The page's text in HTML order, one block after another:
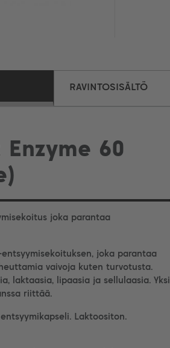
RAVINTOSISÄLTÖ
60
joka parantaa
joka parantaa
vaivoja kuten turvotusta.
laktaasia, lipaasia ja sellulaasia. Yksi
riittää.
Laktoositon.